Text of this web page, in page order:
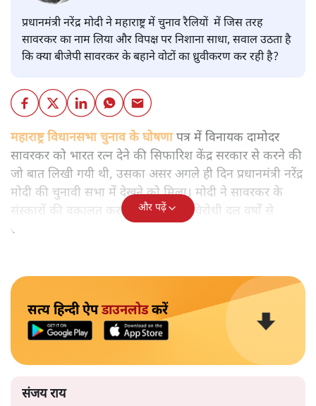
प्रधानमंत्री नरेंद्र मोदी ने महाराष्ट्र में चुनाव रैलियों में जिस तरह
सावरकर का नाम लिया और विपक्ष पर निशाना साधा, सवाल उठता है
कि क्या बीजेपी सावरकर के बहाने वोटों का ध्रुवीकरण कर रही है?
महाराष्ट्र विधानसभा चुनाव के घोषणापत्र में विनायक दामोदर
सावरकर को भारत रत्न देने की सिफारिश केंद्र सरकार से करने की
जो बात लिखी गयी थी, उसका असर अगले ही दिन प्रधानमंत्री नरेंद्र
मोदी की चुनावी सभा में देखने को मिला। मोदी ने सावरकर के
संस्कारों की वकालत करते हुए कहा कि विरोधी दल वर्षों से
सावरकार को भारत रत्न देने का विरोध जताते रहे हैं।
और पढ़ें
सत्य हिन्दी ऐपडाउनलोडकरें
संजय राय